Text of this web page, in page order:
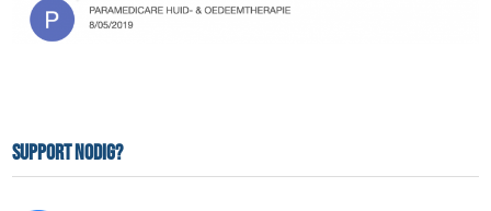
Support nodig?